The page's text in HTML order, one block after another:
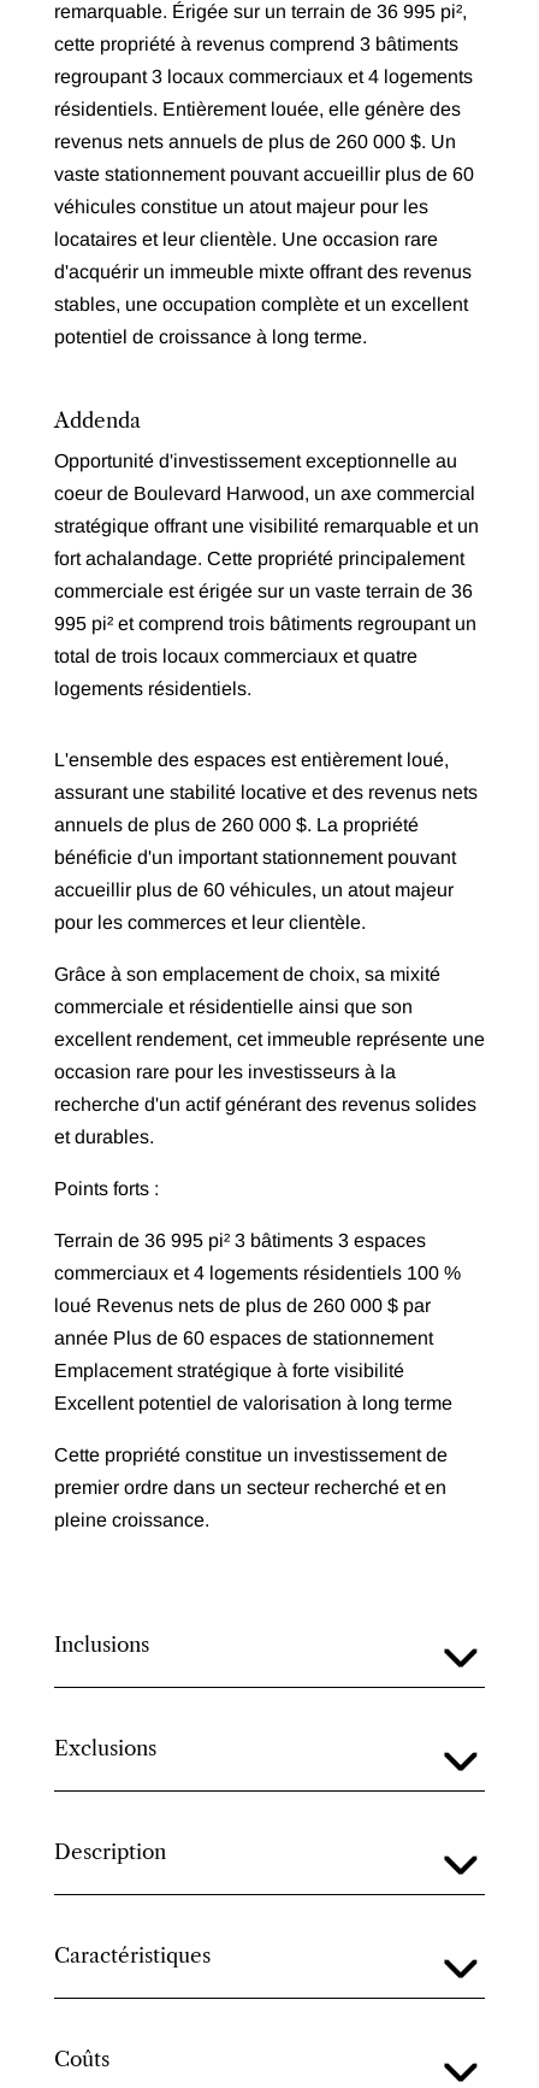
remarquable. Érigée sur un terrain de 36 995 pi²,
cette propriété à revenus comprend 3 bâtiments
regroupant 3 locaux commerciaux et 4 logements
résidentiels. Entièrement louée, elle génère des
revenus nets annuels de plus de 260 000 $. Un
vaste stationnement pouvant accueillir plus de 60
véhicules constitue un atout majeur pour les
locataires et leur clientèle. Une occasion rare
d'acquérir un immeuble mixte offrant des revenus
stables, une occupation complète et un excellent
potentiel de croissance à long terme.
Addenda
Opportunité d'investissement exceptionnelle au
coeur de Boulevard Harwood, un axe commercial
stratégique offrant une visibilité remarquable et un
fort achalandage. Cette propriété principalement
commerciale est érigée sur un vaste terrain de 36
995 pi² et comprend trois bâtiments regroupant un
total de trois locaux commerciaux et quatre
logements résidentiels.
L'ensemble des espaces est entièrement loué,
assurant une stabilité locative et des revenus nets
annuels de plus de 260 000 $. La propriété
bénéficie d'un important stationnement pouvant
accueillir plus de 60 véhicules, un atout majeur
pour les commerces et leur clientèle.
Grâce à son emplacement de choix, sa mixité
commerciale et résidentielle ainsi que son
excellent rendement, cet immeuble représente une
occasion rare pour les investisseurs à la
recherche d'un actif générant des revenus solides
et durables.
Points forts :
Terrain de 36 995 pi² 3 bâtiments 3 espaces
commerciaux et 4 logements résidentiels 100 %
loué Revenus nets de plus de 260 000 $ par
année Plus de 60 espaces de stationnement
Emplacement stratégique à forte visibilité
Excellent potentiel de valorisation à long terme
Cette propriété constitue un investissement de
premier ordre dans un secteur recherché et en
pleine croissance.
Inclusions
Exclusions
Description
Caractéristiques
Coûts